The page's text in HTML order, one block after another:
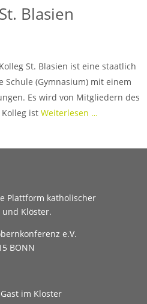
Blasien
St. Blasien ist eine staatlich
Schule (Gymnasium) mit einem
Es wird von Mitgliedern des
ist Weiterlesen …
Plattform katholischer
Klöster.
e.V.
BONN